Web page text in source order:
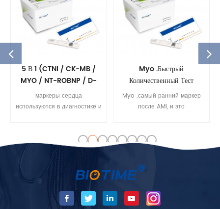
5 В 1 (CTNI / CK-MB /
MYO / NT-ROBNP / D-
DIMER) Быстрый
Количественный Тест
маркеры сердца
используются в диагностике и
подозреваемый острый
коронарный синдром (ACS)
и сердечная недостаточность
Myo .быстрый
Количественный Тест
Myo .самый ранний маркер
после AMI, и это
реперфузия в тромболите
терапия. Биотиме . Myo
основном используется для
обнаружения MYO
Количество в человеческой
сыворотке и плазме образцы.